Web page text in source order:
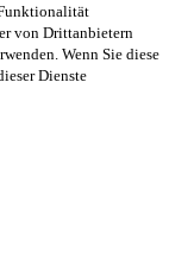
von Drittanbietern
Wenn Sie diese
Dienste